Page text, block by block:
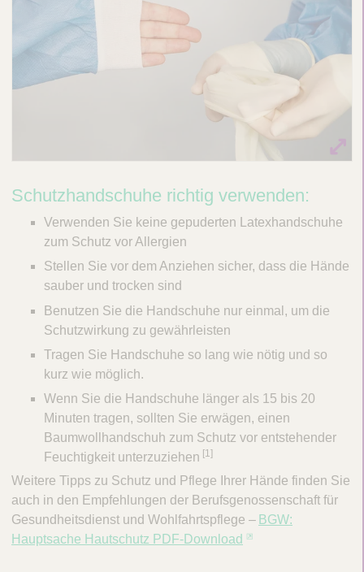
Schutzhandschuhe richtig verwenden:
Verwenden Sie keine gepuderten Latexhandschuhe
zum Schutz vor Allergien
Stellen Sie vor dem Anziehen sicher, dass die Hände
sauber und trocken sind
Benutzen Sie die Handschuhe nur einmal, um die
Schutzwirkung zu gewährleisten
Tragen Sie Handschuhe so lang wie nötig und so
kurz wie möglich.
Wenn Sie die Handschuhe länger als 15 bis 20
Minuten tragen, sollten Sie erwägen, einen
Baumwollhandschuh zum Schutz vor entstehender
Feuchtigkeit unterzuziehen [1]
Weitere Tipps zu Schutz und Pflege Ihrer Hände finden Sie
auch in den Empfehlungen der Berufsgenossenschaft für
Gesundheitsdienst und Wohlfahrtspflege – BGW:
Hauptsache Hautschutz PDF-Download